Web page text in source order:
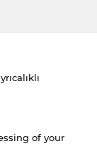
of your